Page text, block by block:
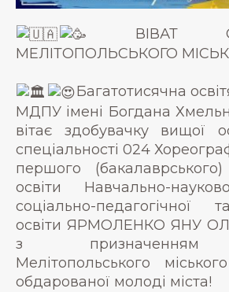
ВІВАТ
МЕЛІТОПОЛЬСЬКОГО
Багатотисячна
МДПУ імені Богдана
вітає здобувачку вищої
спеціальності 024
першого
освіти Навчально-
соціально-педагогічної
освіти ЯРМОЛЕНКО ЯНУ
з призначенням
Мелітопольського
обдарованої молоді міста!